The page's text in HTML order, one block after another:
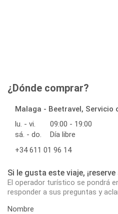
¿Dónde comprar?
Malaga - Beetravel, Servicio
lu. - vi.
09:00 - 19:00
sá. - do.
Día libre
+34 611 01 96 14
Si le gusta este viaje, ¡reserve
El operador turístico se pondrá
responder a sus preguntas y
Nombre